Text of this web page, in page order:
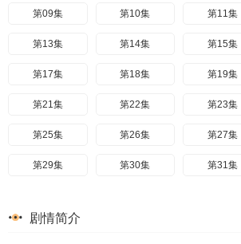
第09集 第10集 第11集
第13集 第14集 第15集
第17集 第18集 第19集
第21集 第22集 第23集
第25集 第26集 第27集
第29集 第30集 第31集
第37集
剧情简介